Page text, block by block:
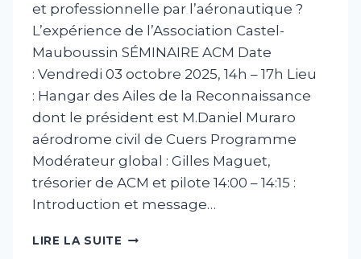
et professionnelle par l’aéronautique ?
L’expérience de l’Association Castel-
Mauboussin SÉMINAIRE ACM Date
: Vendredi 03 octobre 2025, 14h – 17h Lieu
: Hangar des Ailes de la Reconnaissance
dont le président est M.Daniel Muraro
aérodrome civil de Cuers Programme
Modérateur global : Gilles Maguet,
trésorier de ACM et pilote 14:00 – 14:15 :
Introduction et message…
LIRE LA SUITE SÉMINAIRE